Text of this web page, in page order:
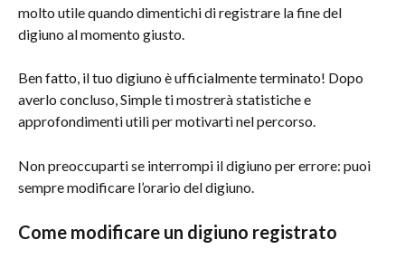
molto utile quando dimentichi di registrare la fine del
digiuno al momento giusto.
Ben fatto, il tuo digiuno è ufficialmente terminato! Dopo
averlo concluso, Simple ti mostrerà statistiche e
approfondimenti utili per motivarti nel percorso.
Non preoccuparti se interrompi il digiuno per errore: puoi
sempre modificare l’orario del digiuno.
Come modificare un digiuno registrato